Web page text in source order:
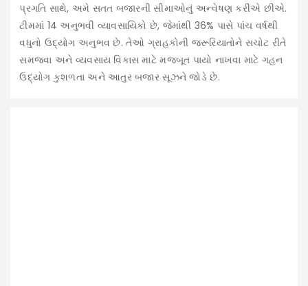
પ્રગતિ સાથે, અમે સતત બજારની સીમાઓનું અન્વેષણ કરીએ છીએ.
ટીમમાં 14 અનુભવી વ્યાવસાયિકો છે, જેમાંથી 36% પાસે પાંચ વર્ષથી
વધુનો ઉદ્યોગ અનુભવ છે. તેઓ ગ્રાહકોની જરૂરિયાતોને સચોટ રીતે
સમજવા અને વ્યવસાય વિકાસ માટે મજબૂત પાયો નાખવા માટે ગહન
ઉદ્યોગ કુશળતા અને આતુર બજાર સૂઝને જોડે છે.